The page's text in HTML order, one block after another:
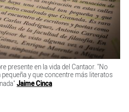
presente en la vida del Cantaor. "No
y que concentre más literatos
Jaime Cinca